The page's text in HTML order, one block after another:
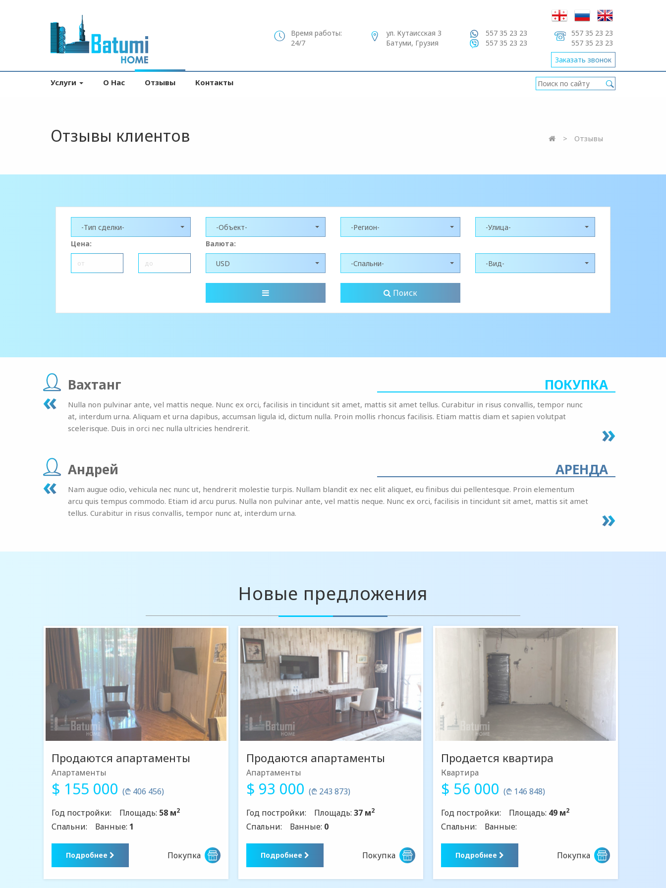
Время работы:
24/7
ул. Кутаисская 3
Батуми, Грузия
557 35 23 23
557 35 23 23
557 35 23 23
557 35 23 23
Заказать звонок
Услуги О Нас Отзывы Контакты
Отзывы клиентов Отзывы
-Тип сделки- -Объект- -Регион-
-Улица-
Цена:
Валюта:
USD -Спальни- -Вид-
Поиск
Вахтанг ПОКУПКА
Nulla non pulvinar ante, vel mattis neque. Nunc ex orci, facilisis in tincidunt sit amet, mattis sit amet tellus. Curabitur in risus convallis, tempor nunc
at, interdum urna. Aliquam et urna dapibus, accumsan ligula id, dictum nulla. Proin mollis rhoncus facilisis. Etiam mattis diam et sapien volutpat
scelerisque. Duis in orci nec nulla ultricies hendrerit.
Андрей АРЕНДА
Nam augue odio, vehicula nec nunc ut, hendrerit molestie turpis. Nullam blandit ex nec elit aliquet, eu finibus dui pellentesque. Proin elementum
arcu quis tempus commodo. Etiam id arcu purus. Nulla non pulvinar ante, vel mattis neque. Nunc ex orci, facilisis in tincidunt sit amet, mattis sit amet
tellus. Curabitur in risus convallis, tempor nunc at, interdum urna.
Новые предложения
Продаются апартаменты
Апартаменты
$ 155 000 (₾ 406 456)
Год постройки:
Площадь: 58 м2
Спальни: Ванные: 1
Подробнее Покупка
Продаются апартаменты
Апартаменты
$ 93 000 (₾ 243 873)
Год постройки:
Площадь: 37 м2
Спальни: Ванные: 0
Подробнее Покупка
Продается квартира
Квартира
$ 56 000 (₾ 146 848)
Год постройки:
Площадь: 49 м2
Спальни: Ванные:
Подробнее Покупка